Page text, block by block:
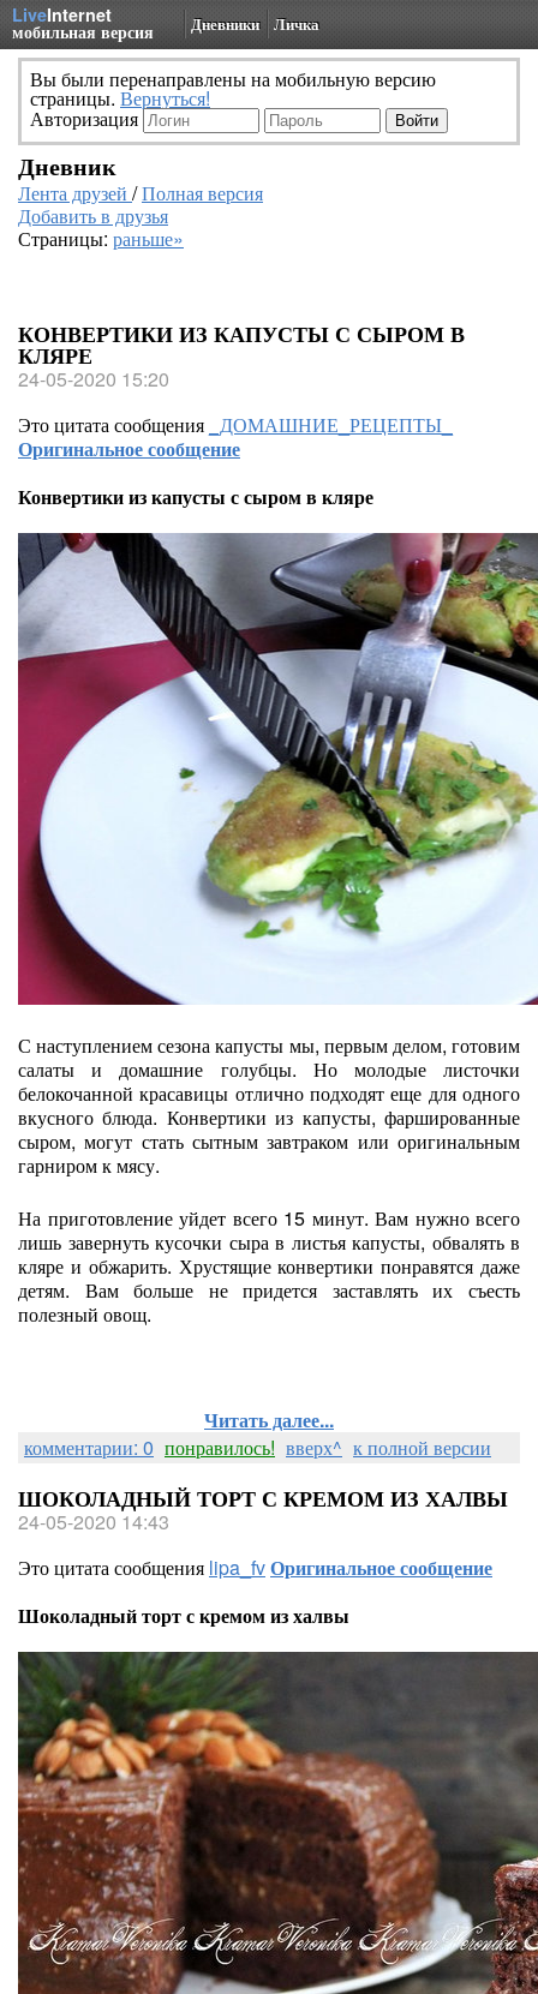
LiveInternet
мобильная версия Дневники Личка
Вы были перенаправлены на мобильную версию
страницы. Вернуться!
Авторизация
Дневник
Лента друзей /Полная версия
Добавить в друзья
Страницы: раньше»
КОНВЕРТИКИ ИЗ КАПУСТЫ С СЫРОМ В
КЛЯРЕ
24-05-2020 15:20
Это цитата сообщения _ДОМАШНИЕ_РЕЦЕПТЫ_
Оригинальное сообщение
Конвертики из капусты с сыром в кляре
С наступлением сезона капусты мы, первым делом, готовим
салаты и домашние голубцы. Но молодые листочки
белокочанной красавицы отлично подходят еще для одного
вкусного блюда. Конвертики из капусты, фаршированные
сыром, могут стать сытным завтраком или оригинальным
гарниром к мясу.
На приготовление уйдет всего 15 минут. Вам нужно всего
лишь завернуть кусочки сыра в листья капусты, обвалять в
кляре и обжарить. Хрустящие конвертики понравятся даже
детям. Вам больше не придется заставлять их съесть
полезный овощ.
Читать далее...
комментарии: 0 понравилось! вверх^ к полной версии
ШОКОЛАДНЫЙ ТОРТ С КРЕМОМ ИЗ ХАЛВЫ
24-05-2020 14:43
Это цитата сообщения lipa_fvОригинальное сообщение
Шоколадный торт с кремом из халвы